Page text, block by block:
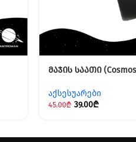
მაჯის საათი
აქსესუარები
45.00₾ 39.00₾